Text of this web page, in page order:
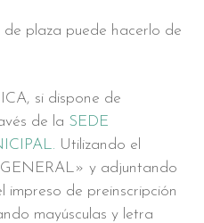
plaza puede hacerlo de
si dispone de
de la SEDE
Utilizando el
y adjuntando
impreso de preinscripción
mayúsculas y letra